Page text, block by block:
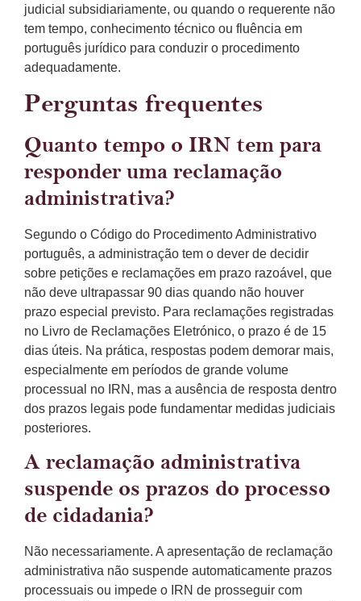
judicial subsidiariamente, ou quando o requerente não
tem tempo, conhecimento técnico ou fluência em
português jurídico para conduzir o procedimento
adequadamente.
Perguntas frequentes
Quanto tempo o IRN tem para
responder uma reclamação
administrativa?
Segundo o Código do Procedimento Administrativo
português, a administração tem o dever de decidir
sobre petições e reclamações em prazo razoável, que
não deve ultrapassar 90 dias quando não houver
prazo especial previsto. Para reclamações registradas
no Livro de Reclamações Eletrónico, o prazo é de 15
dias úteis. Na prática, respostas podem demorar mais,
especialmente em períodos de grande volume
processual no IRN, mas a ausência de resposta dentro
dos prazos legais pode fundamentar medidas judiciais
posteriores.
A reclamação administrativa
suspende os prazos do processo
de cidadania?
Não necessariamente. A apresentação de reclamação
administrativa não suspende automaticamente prazos
processuais ou impede o IRN de prosseguir com